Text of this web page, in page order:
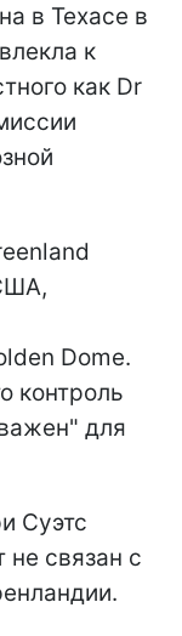
в Техасе в
к
как Dr
Dome.
контроль
для
Суэтс
не связан с